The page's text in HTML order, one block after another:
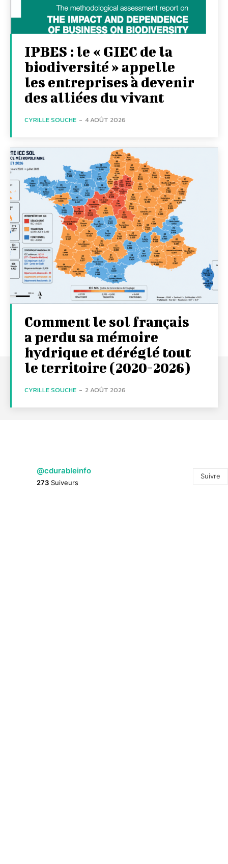
IPBES : le « GIEC de la
biodiversité » appelle
les entreprises à devenir
des alliées du vivant
CYRILLE SOUCHE - 4 AOÛT 2026
Comment le sol français
a perdu sa mémoire
hydrique et déréglé tout
le territoire (2020-2026)
CYRILLE SOUCHE - 2 AOÛT 2026
@cdurableinfo
273 Suiveurs
Suivre